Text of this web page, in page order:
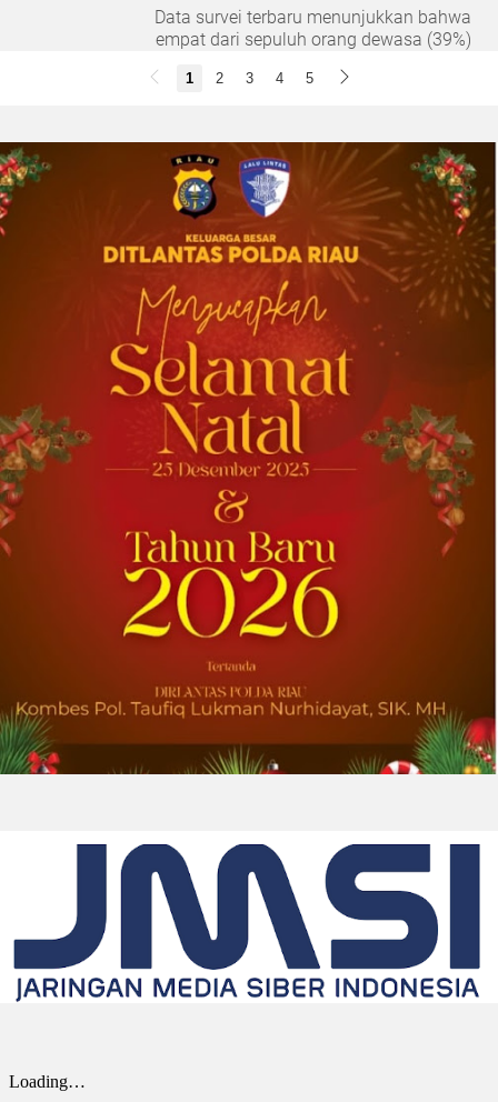
Data survei terbaru menunjukkan bahwa
empat dari sepuluh orang dewasa (39%)
yang tulus seiring bertambahnya usia. Namun,
2026-08-04 20:17:41 Univar Solutions LLC
Univar Solutions Mengakuisisi H.M.
Royal, Memperluas Jangkauan di Pasar
Bahan Aditif untuk Karet, Plastik, dan
Perekat di Amerika Serikat
Memperkuat layanan dan rantai pasok di
pasar-pasar utama AS dengan memadukan
satu abad keahlian teknis dan hubungan
pelanggan yang dilandasi kepercayaan
DOWNERS GROVE, Illinois, Aug. 04, 2026 ...
2026-08-01 00:27:35| Source:
Univar Solutions Mengapresiasi Mitra
Awards Tahunan
DOWNERS GROVE, Illinois, Aug. 01, 2026
(GLOBE NEWSWIRE) -- Univar Solutions LLC
(“Univar Solutions” atau “Perusahaan”),
penyedia solusi global terkemuka bagi
1 2 3 4 5